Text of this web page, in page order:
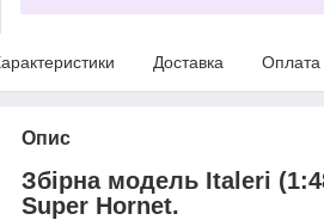
Доставка Оплата
Опис
Збірна модель Italeri
Super Hornet.